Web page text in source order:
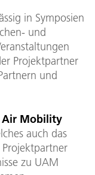
in Symposien
und
Projektpartner
und
Air Mobility
auch das
zu UAM